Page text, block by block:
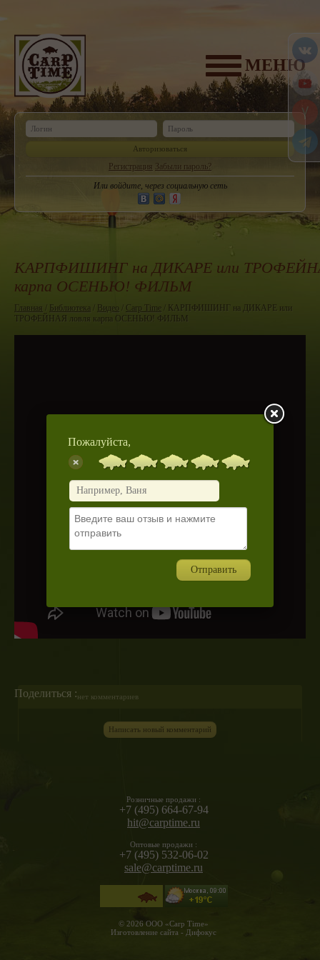
МЕНЮ
Авторизоваться
Регистрация Забыли пароль?
Или войдите, через социальную сеть
КАРПФИШИНГ на ДИКАРЕ или
карпа ОСЕНЬЮ! ФИЛЬМ
Главная Библиотека Видео Carp Time / КАРПФИШИНГ на ДИКАРЕ или
ТРОФЕЙНАЯ ловля карпа ОСЕНЬЮ! ФИЛЬМ
Поделиться :нет комментариев
Написать новый комментарий
Розничные продажи :
+7 (495) 664-67-94
hit@carptime.ru
Оптовые продажи :
+7 (495) 532-06-02
sale@carptime.ru
© 2026 ООО «Carp Time»
Изготовление сайта - Дифокус
Пожалуйста,
Отправить